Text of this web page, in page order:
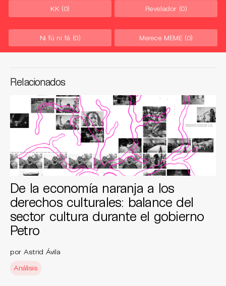
KK (0) Revelador (0)
Ni fú ni fá (0) Merece MEME (0)
Relacionados
De la economía naranja a los
derechos culturales: balance del
sector cultura durante el gobierno
Petro
por Astrid Ávila
Análisis